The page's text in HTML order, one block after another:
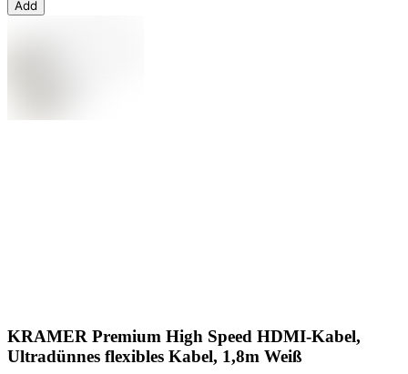
Add
KRAMER Premium High Speed HDMI-Kabel,
Ultradünnes flexibles Kabel, 1,8m Weiß